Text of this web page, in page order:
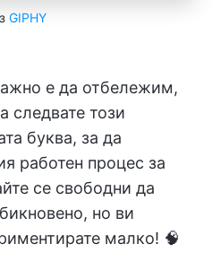
GIPHY
е да отбележим,
следвате този
буква, за да
работен процес за
се свободни да
но ви
малко! 🧠